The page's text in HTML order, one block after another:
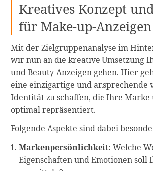
Kreatives Konzept
für Make-up-Anzeigen
Mit der Zielgruppenanalyse im
wir nun an die kreative Umsetzung
und Beauty-Anzeigen gehen. Hier
eine einzigartige und ansprechende
Identität zu schaffen, die Ihre Marke
optimal repräsentiert.
Folgende Aspekte sind dabei
Markenpersönlichkeit: Welche
Eigenschaften und Emotionen soll